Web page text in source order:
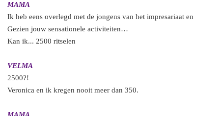
MAMA
Ik heb eens overlegd met de jongens van het impresariaat en
Gezien jouw sensationele activiteiten…
Kan ik... 2500 ritselen
VELMA
2500?!
Veronica en ik kregen nooit meer dan 350.